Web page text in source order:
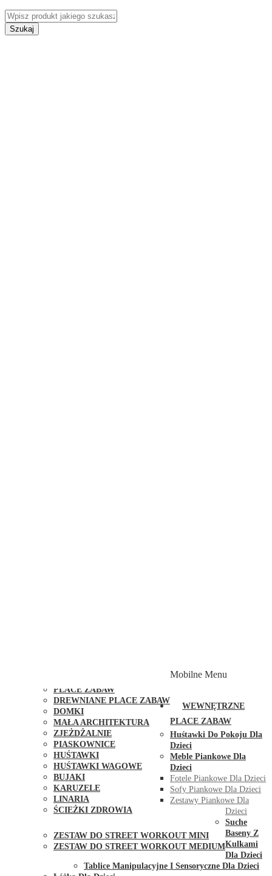
Szukaj
PLACE ZABAW
DREWNIANE PLACE ZABAW
DOMKI
MAŁA ARCHITEKTURA
ZJEŻDŻALNIE
PIASKOWNICE
HUŚTAWKI
HUŚTAWKI WAGOWE
BUJAKI
KARUZELE
LINARIA
ŚCIEŻKI ZDROWIA
ZESTAW DO STREET WORKOUT MINI
ZESTAW DO STREET WORKOUT MEDIUM
Mobilne Menu
WEWNĘTRZNE
PLACE ZABAW
Huśtawki Do Pokoju Dla
Dzieci
Meble Piankowe Dla
Dzieci
Fotele Piankowe Dla Dzieci
Sofy Piankowe Dla Dzieci
Zestawy Piankowe Dla
Dzieci
Suche
Baseny Z
Kulkami
Dla Dzieci
Tablice Manipulacyjne I Sensoryczne Dla Dzieci